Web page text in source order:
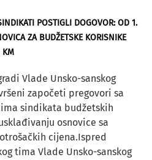
POSTIGLI DOGOVOR: OD 1.
ZA BUDŽETSKE KORISNIKE
KM
Vlade Unsko-sanskog
započeti pregovori sa
sindikata budžetskih
osnovice sa
cijena.Ispred
tima Vlade Unsko-sanskog